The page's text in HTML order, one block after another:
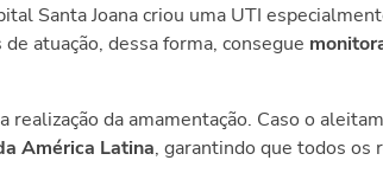
Santa Joana criou uma UTI
atuação, dessa forma, consegue
realização da amamentação. Caso o
América Latina, garantindo que todos os